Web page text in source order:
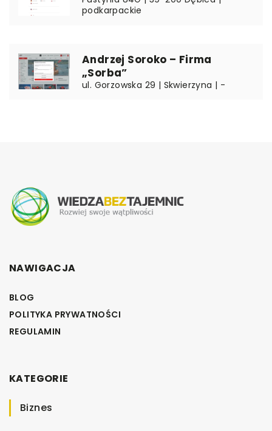
podkarpackie
Andrzej Soroko – Firma
„Sorba”
ul. Gorzowska 29 | Skwierzyna | -
NAWIGACJA
BLOG
POLITYKA PRYWATNOŚCI
REGULAMIN
KATEGORIE
Biznes